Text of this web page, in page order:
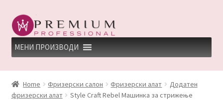
Skip
to
navigation
Skip
to
content
МЕНИ ПРОИЗВОДИ
HOME
PREMIUM PROFESSIONAL LINKS
Home Фризерски салон Фризерски алат
Додатен
фризерски алат
Style Craft Rebel Машинка за стрижење